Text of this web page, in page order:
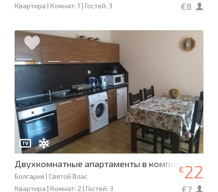
Квартира | Комнат: 1 | Гостей: 3
€8
Двухкомнатные апартаменты в комплексе
Болгария | Святой Влас
Квартира | Комнат: 2 | Гостей: 3
€22
€7